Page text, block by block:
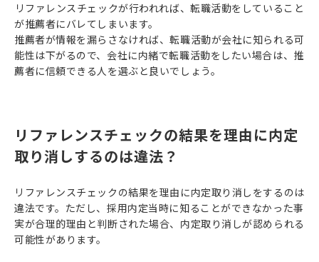
⁠リファレンスチェックが行われれば、転職活動をしていること
が推薦者にバレてしまいます。
推薦者が情報を漏らさなければ、転職活動が会社に知られる可
能性は下がるので、会社に内緒で転職活動をしたい場合は、推
薦者に信頼できる人を選ぶと良いでしょう。
リファレンスチェックの結果を理由に内定
取り消しするのは違法？
リファレンスチェックの結果を理由に内定取り消しをするのは
違法です。ただし、採用内定当時に知ることができなかった事
実が合理的理由と判断された場合、内定取り消しが認められる
可能性があります。